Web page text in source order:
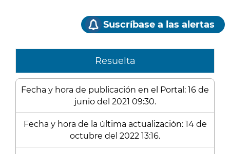
Suscríbase a las alertas
Resuelta
Fecha y hora de publicación en el Portal: 16 de
junio del 2021 09:30.
Fecha y hora de la última actualización: 14 de
octubre del 2022 13:16.